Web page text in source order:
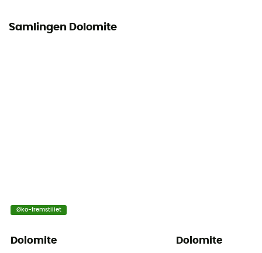
Samlingen Dolomite
Øko-fremstillet
Dolomite Dolomite